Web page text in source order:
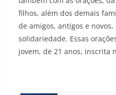
filhos, além dos demais
de amigos, antigos e
solidariedade. Essas
jovem, de 21 anos, inscrita